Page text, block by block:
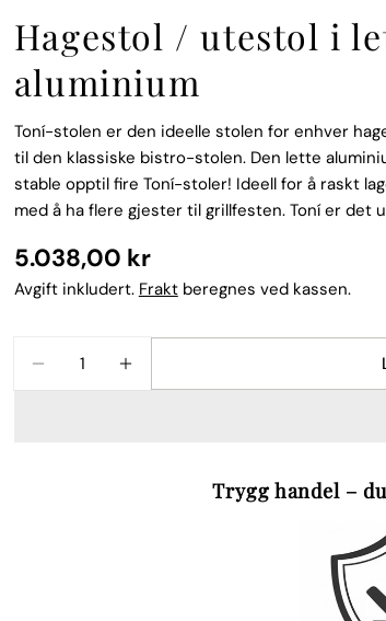
Åpne media 1 i modal
Hagestol / utestol i
aluminium
Toní-stolen er den ideelle stolen for enhver
til den klassiske bistro-stolen. Den lette
stable opptil fire Toní-stoler! Ideell for å raskt
med å ha flere gjester til grillfesten. Toní er det
Vanlig
pris
5.038,00 kr
Avgift inkludert. Fraktberegnes ved kassen.
REDUSER ANTALLET FOR FATBOY
ØK ANTALLET FOR FATBOY
Trygg handel –
Pinterest
ditt
Din
Feltene merket med * er